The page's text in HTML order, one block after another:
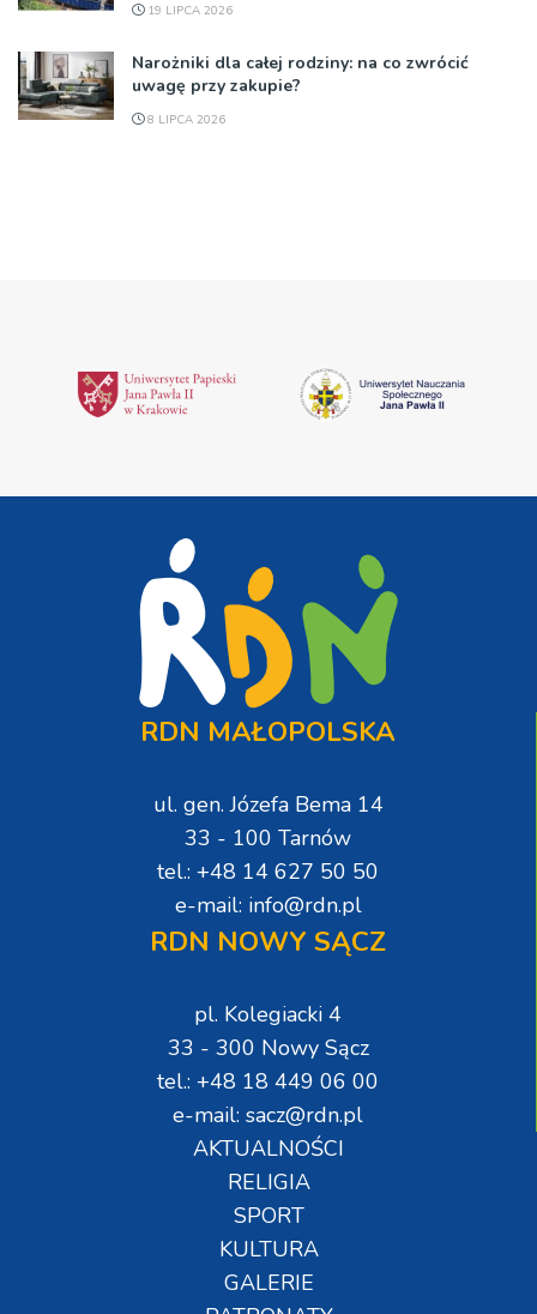
19 LIPCA 2026
Narożniki dla całej rodziny: na co zwrócić
uwagę przy zakupie?
8 LIPCA 2026
RDN MAŁOPOLSKA
ul. gen. Józefa Bema 14
33 - 100 Tarnów
tel.: +48 14 627 50 50
e-mail: info@rdn.pl
RDN NOWY SĄCZ
pl. Kolegiacki 4
33 - 300 Nowy Sącz
tel.: +48 18 449 06 00
e-mail: sacz@rdn.pl
AKTUALNOŚCI
RELIGIA
SPORT
KULTURA
GALERIE